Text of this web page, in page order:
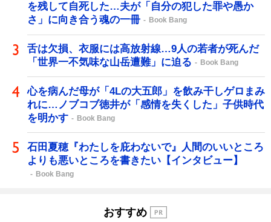
を残して自死した…夫が「自分の犯した罪や愚か
さ」に向き合う魂の一冊
Book Bang
舌は欠損、衣服には高放射線…9人の若者が死んだ
「世界一不気味な山岳遭難」に迫る
Book Bang
心を病んだ母が「4Lの大五郎」を飲み干しゲロまみ
れに…ノブコブ徳井が「感情を失くした」子供時代
を明かす
Book Bang
石田夏穂『わたしを庇わないで』人間のいいところ
よりも悪いところを書きたい【インタビュー】
Book Bang
おすすめ